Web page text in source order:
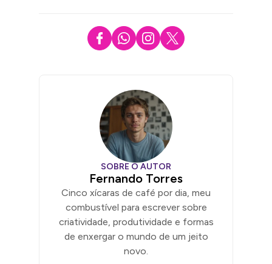
SOBRE O AUTOR
Fernando Torres
Cinco xícaras de café por dia, meu
combustível para escrever sobre
criatividade, produtividade e formas
de enxergar o mundo de um jeito
novo.